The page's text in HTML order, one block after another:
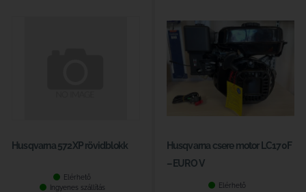
Husqvarna 572XP rövidblokk
Elérhető
Ingyenes szállítás
Husqvarna csere motor LC170F
– EURO V
Elérhető